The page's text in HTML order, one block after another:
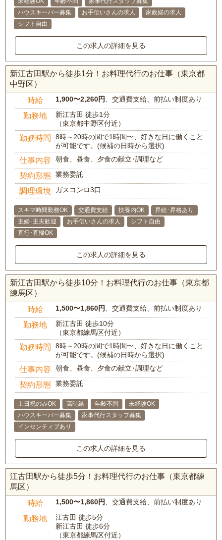
ハウスキーパー募集
お手伝いさんの求人
家政婦の求人
シフト自由
この求人の詳細を見る
新江古田駅から徒歩1分！お料理代行のお仕事（東京都
中野区）
時給 1,900〜2,260円、交通費支給、前払い制度あり
勤務地
新江古田 徒歩1分
（東京都中野区付近）
勤務時間
8時～20時の間で1時間〜、好きな日に働くこと
が可能です。(候補の日時から選択)
仕事内容 朝食、昼食、夕食の献立･調理など
契約形態 業務委託
調理環境 ガスコンロ3口
スキマ時間勤務OK 交通費支給 扶養内OK
昇給･昇格あり
主婦･主夫歓迎
お手伝いさんの求人
シフト自由
直行･直帰OK
この求人の詳細を見る
新江古田駅から徒歩10分！お料理代行のお仕事（東京都
練馬区）
時給 1,500〜1,860円、交通費支給、前払い制度あり
勤務地
新江古田 徒歩10分
（東京都練馬区付近）
勤務時間
8時～20時の間で1時間〜、好きな日に働くこと
が可能です。(候補の日時から選択)
仕事内容 朝食、昼食、夕食の献立･調理など
契約形態 業務委託
土日祝のみOK 高時給 年齢不問
未経験OK
ハウスキーパー募集
家事代行スタッフ募集
インセンティブあり
この求人の詳細を見る
江古田駅から徒歩5分！お料理代行のお仕事（東京都練
馬区）
時給 1,500〜1,860円、交通費支給、前払い制度あり
勤務地
江古田 徒歩5分
新江古田 徒歩6分
（東京都練馬区付近）